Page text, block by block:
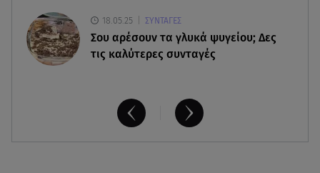
18.05.25 ΣΥΝΤΑΓΕΣ
Σου αρέσουν τα γλυκά ψυγείου; Δες
τις καλύτερες συνταγές